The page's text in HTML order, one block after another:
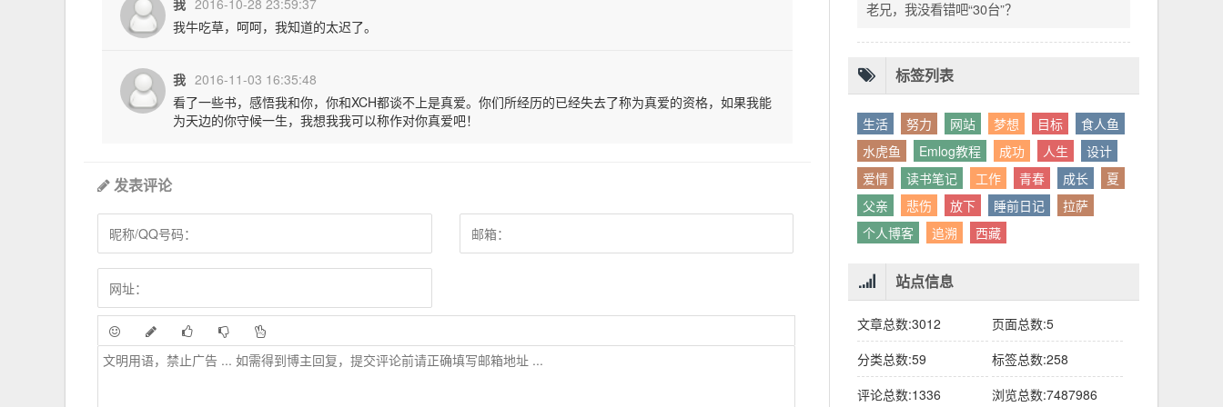
我 2016-10-28 23:59:37
我牛吃草，呵呵，我知道的太迟了。
我 2016-11-03 16:35:48
看了一些书，感悟我和你，你和XCH都谈不上是真爱。你们所经历的已经失去了称为真爱的资格，如果我能
为天边的你守候一生，我想我我可以称作对你真爱吧！
发表评论
别人眼中的应该。这句话不是安慰，是提醒：
老兄，我没看错吧“30台”？
标签列表
生活 努力 网站 梦想 目标
食人鱼
水虎鱼
Emlog教程 成功 人生
设计
爱情
读书笔记 工作 青春 成长
夏
父亲
悲伤 放下 睡前日记
拉萨
个人博客
追溯 西藏
站点信息
文章总数:3012
页面总数:5
分类总数:59
标签总数:258
评论总数:1336
浏览总数:7487986